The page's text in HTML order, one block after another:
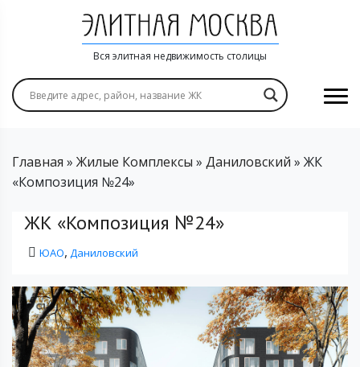
Вся элитная недвижимость столицы
Главная » Жилые Комплексы » Даниловский » ЖК
«Композиция №24»
ЖК «Композиция №24»
ЮАО, Даниловский